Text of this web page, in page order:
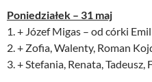
Poniedziałek – 31 maj
1. + Józef Migas – od córki
2. + Zofia, Walenty, Roman
3. + Stefania, Renata,